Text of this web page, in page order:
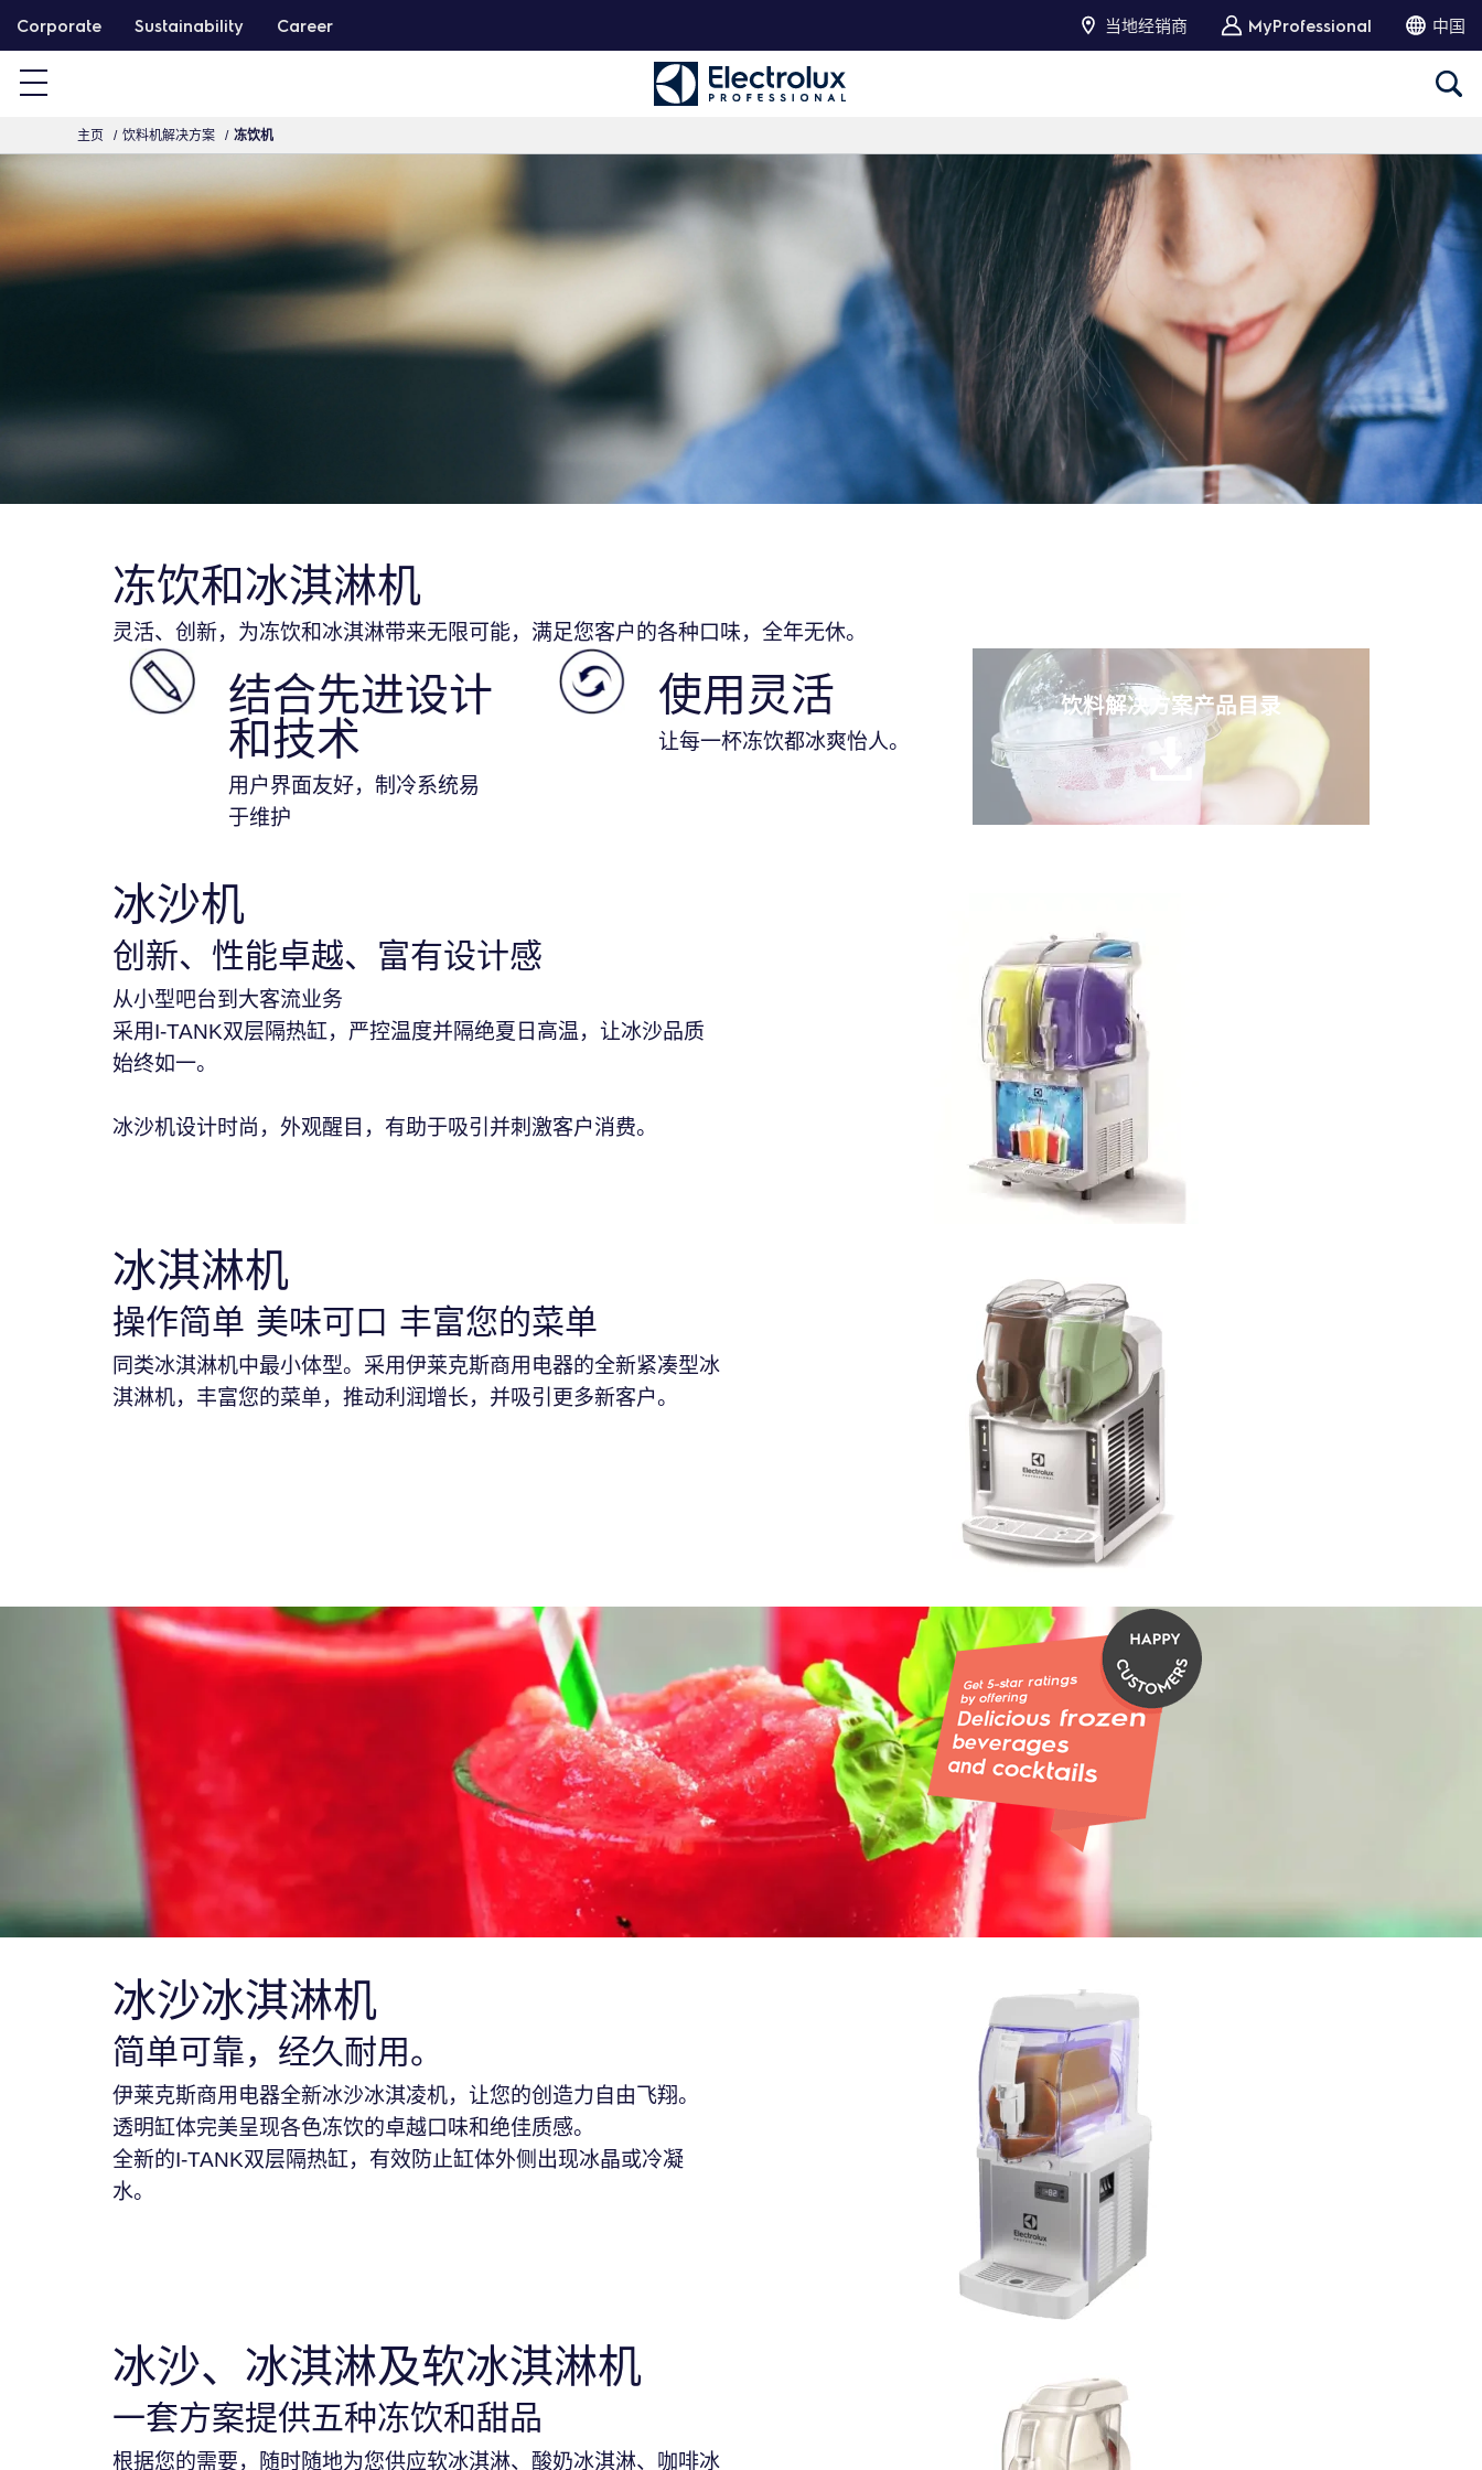
跳
转
Corporate Sustainability Career 当地经销商 MyProfessional 中国
主页 饮料机解决方案 冻饮机
冻饮和冰淇淋机
灵活、创新，为冻饮和冰淇淋带来无限可能，满足您客户的各种口味，全年无休。
结合先进设计
和技术
用户界面友好，制冷系统易
于维护
使用灵活
让每一杯冻饮都冰爽怡人。
饮料解决方案产品目录
冰沙机
创新、性能卓越、富有设计感
从小型吧台到大客流业务
采用I-TANK双层隔热缸，严控温度并隔绝夏日高温，让冰沙品质
始终如一。
冰沙机设计时尚，外观醒目，有助于吸引并刺激客户消费。
冰淇淋机
操作简单 美味可口 丰富您的菜单
同类冰淇淋机中最小体型。采用伊莱克斯商用电器的全新紧凑型冰
淇淋机，丰富您的菜单，推动利润增长，并吸引更多新客户。
冰沙冰淇淋机
简单可靠，经久耐用。
伊莱克斯商用电器全新冰沙冰淇凌机，让您的创造力自由飞翔。
透明缸体完美呈现各色冻饮的卓越口味和绝佳质感。
全新的I-TANK双层隔热缸，有效防止缸体外侧出现冰晶或冷凝
水。
冰沙、冰淇淋及软冰淇淋机
一套方案提供五种冻饮和甜品
根据您的需要，随时随地为您供应软冰淇淋、酸奶冰淇淋、咖啡冰